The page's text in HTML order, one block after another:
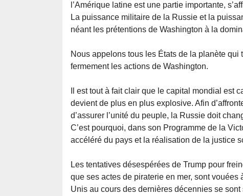
l’Amérique latine est une partie importante,
La puissance militaire de la Russie et la
néant les prétentions de Washington à la
Nous appelons tous les États de la planète
fermement les actions de Washington.
Il est tout à fait clair que le capital mondial est
devient de plus en plus explosive. Afin
d’assurer l’unité du peuple, la Russie doit
C’est pourquoi, dans son Programme de la
accéléré du pays et la réalisation de la justice
Les tentatives désespérées de Trump pour
que ses actes de piraterie en mer, sont vouées
Unis au cours des dernières décennies se